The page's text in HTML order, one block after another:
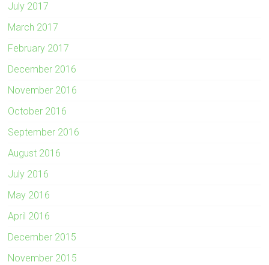
July 2017
March 2017
February 2017
December 2016
November 2016
October 2016
September 2016
August 2016
July 2016
May 2016
April 2016
December 2015
November 2015